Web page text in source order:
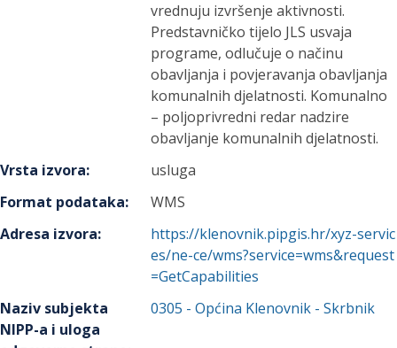
vrednuju izvršenje aktivnosti.
Predstavničko tijelo JLS usvaja
programe, odlučuje o načinu
obavljanja i povjeravanja obavljanja
komunalnih djelatnosti. Komunalno
– poljoprivredni redar nadzire
obavljanje komunalnih djelatnosti.
Vrsta izvora:
usluga
Format podataka:
WMS
Adresa izvora:
https://klenovnik.pipgis.hr/xyz-servic
es/ne-ce/wms?service=wms&request
=GetCapabilities
Naziv subjekta
NIPP-a i uloga
0305 -Općina Klenovnik - Skrbnik